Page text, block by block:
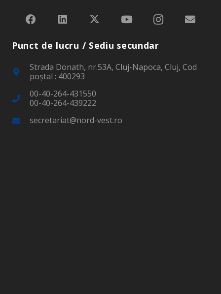
Punct de lucru / Sediu secundar
Strada Donath, nr.53A, Cluj-Napoca, Cluj, Cod
poştal : 400293
00-40-264-431550
00-40-264-439222
secretariat@nord-vest.ro